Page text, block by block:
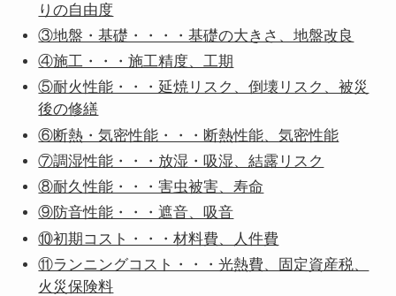
りの自由度
③地盤・基礎・・・・基礎の大きさ、地盤改良
④施工・・・施工精度、工期
⑤耐火性能・・・延焼リスク、倒壊リスク、被災
後の修繕
⑥断熱・気密性能・・・断熱性能、気密性能
⑦調湿性能・・・放湿・吸湿、結露リスク
⑧耐久性能・・・害虫被害、寿命
⑨防音性能・・・遮音、吸音
⑩初期コスト・・・材料費、人件費
⑪ランニングコスト・・・光熱費、固定資産税、
火災保険料